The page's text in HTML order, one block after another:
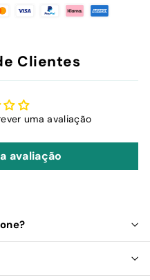
Clientes
uma avaliação
avaliação